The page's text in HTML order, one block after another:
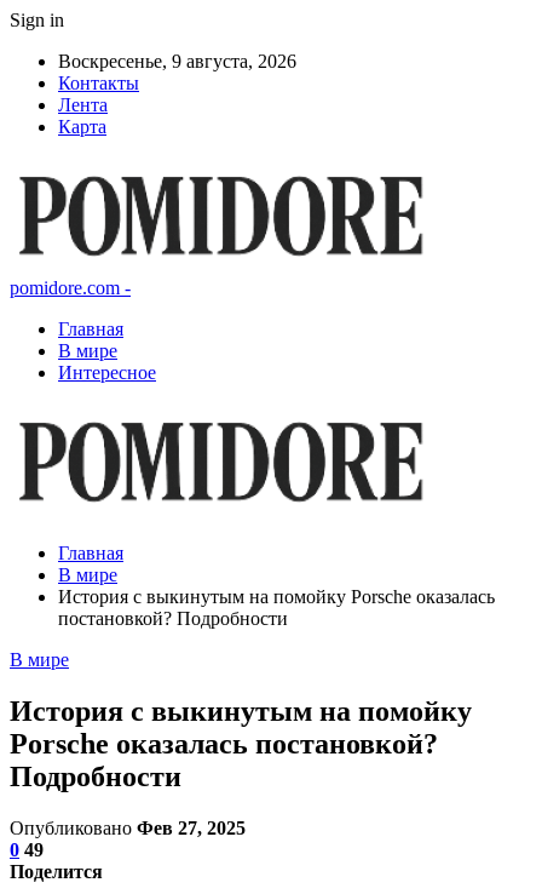
Sign in
Воскресенье, 9 августа, 2026
Контакты
Лента
Карта
pomidore.com -
Главная
В мире
Интересное
Главная
В мире
История с выкинутым на помойку Porsche оказалась
постановкой? Подробности
В мире
История с выкинутым на помойку
Porsche оказалась постановкой?
Подробности
Опубликовано Фев 27, 2025
0 49
Поделится